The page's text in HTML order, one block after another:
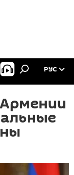
РУС